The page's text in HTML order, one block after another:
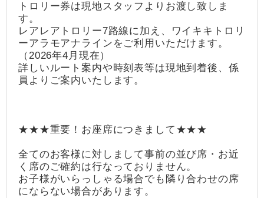
トロリー券は現地スタッフよりお渡し致しま
す。
レアレアトロリー7路線に加え、ワイキキトロリ
ーアラモアナラインをご利用いただけます。
（2026年4月現在）
詳しいルート案内や時刻表等は現地到着後、係
員よりご案内いたします。
★★★重要！お座席につきまして★★★
全てのお客様に対しまして事前の並び席・お近
く席のご確約は行なっておりません。
お子様がいらっしゃる場合でも隣り合わせの席
にならない場合があります。